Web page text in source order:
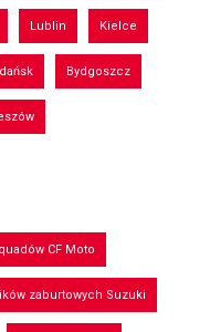
Lublin Kielce
Bydgoszcz
CF Moto
zaburtowych Suzuki